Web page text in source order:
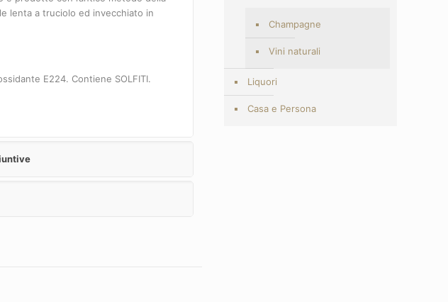
lenta a truciolo ed invecchiato in
E224. Contiene SOLFITI.
Champagne
Vini naturali
Liquori
Casa e Persona